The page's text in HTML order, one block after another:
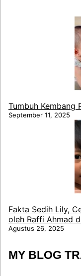
Tumbuh Kembang
September 11, 2025
Fakta Sedih Lily,
oleh Raffi Ahmad
Agustus 26, 2025
MY BLOG